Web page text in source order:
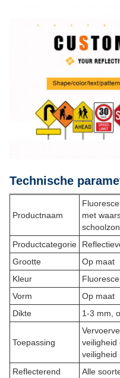
Technische
Productnaam
met
Productcategorie
Grootte
Op maat
Kleur
Vorm
Op maat
Dikte
1-3 mm,
Toepassing
veiligheid
veiligheid
Reflecterend
Alle